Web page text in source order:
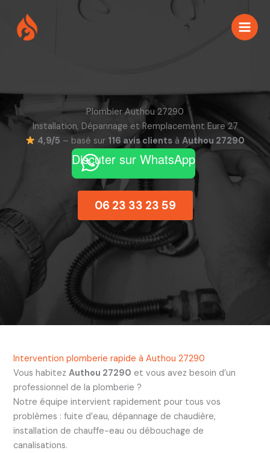
contenu
Plombier Authou 27290
Installation, Dépannage et Remplacement Eure 27
4,9/5 – basé sur 116 avis clients àAuthou 27290
Discuter sur WhatsApp
06 23 33 23 59
Intervention plomberie rapide à Authou 27290
Vous habitez Authou 27290 et vous avez besoin d’un
professionnel de la plomberie ?
Notre équipe intervient rapidement pour tous vos
problèmes : fuite d’eau, dépannage de chaudière,
installation de chauffe-eau ou débouchage de
canalisations.